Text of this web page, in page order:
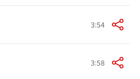
3:54
3:58